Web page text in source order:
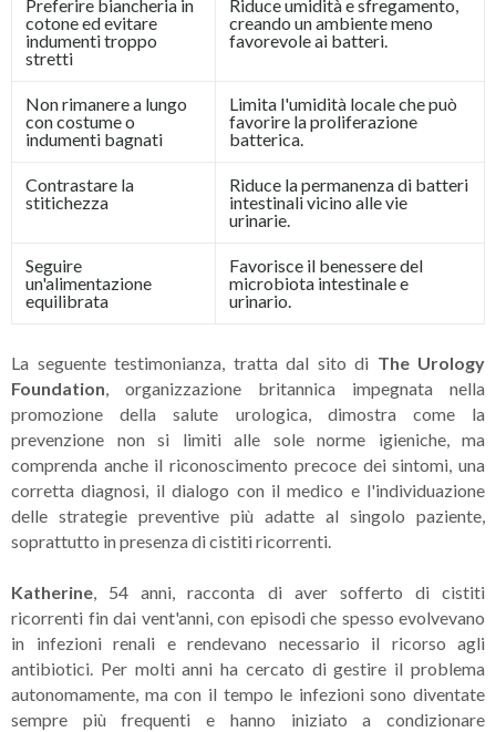
Preferire biancheria in
cotone ed evitare
indumenti troppo
stretti
Riduce umidità e sfregamento,
creando un ambiente meno
favorevole ai batteri.
Non rimanere a lungo
con costume o
indumenti bagnati
Limita l'umidità locale che può
favorire la proliferazione
batterica.
Contrastare la
stitichezza
Riduce la permanenza di batteri
intestinali vicino alle vie
urinarie.
Seguire
un'alimentazione
equilibrata
Favorisce il benessere del
microbiota intestinale e
urinario.
La seguente testimonianza, tratta dal sito di The Urology
Foundation , organizzazione britannica impegnata nella
promozione della salute urologica, dimostra come la
prevenzione non si limiti alle sole norme igieniche, ma
comprenda anche il riconoscimento precoce dei sintomi, una
corretta diagnosi, il dialogo con il medico e l'individuazione
delle strategie preventive più adatte al singolo paziente,
soprattutto in presenza di cistiti ricorrenti.
Katherine , 54 anni, racconta di aver sofferto di cistiti
ricorrenti fin dai vent'anni, con episodi che spesso evolvevano
in infezioni renali e rendevano necessario il ricorso agli
antibiotici. Per molti anni ha cercato di gestire il problema
autonomamente, ma con il tempo le infezioni sono diventate
sempre più frequenti e hanno iniziato a condizionare